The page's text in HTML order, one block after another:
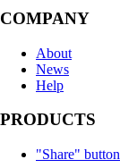
COMPANY
About
News
Help
PRODUCTS
"Share" button